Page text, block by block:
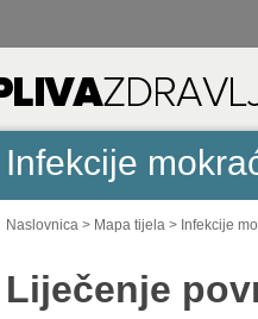
Infekcije
Naslovnica > Mapa tijela > Infekcije
Liječenje